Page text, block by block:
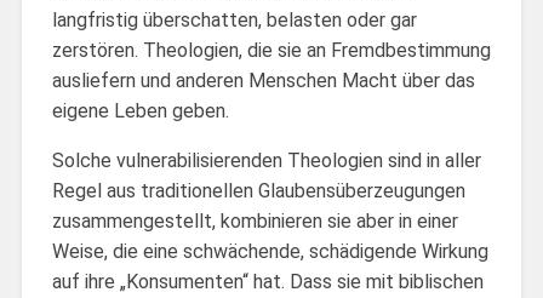
langfristig überschatten, belasten oder gar
zerstören. Theologien, die sie an Fremdbestimmung
ausliefern und anderen Menschen Macht über das
eigene Leben geben.
Solche vulnerabilisierenden Theologien sind in aller
Regel aus traditionellen Glaubensüberzeugungen
zusammengestellt, kombinieren sie aber in einer
Weise, die eine schwächende, schädigende Wirkung
auf ihre „Konsumenten“ hat. Dass sie mit biblischen